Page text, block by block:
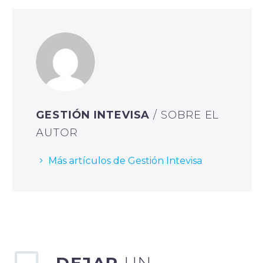
GESTIÓN INTEVISA/ SOBRE EL
AUTOR
Más artículos de Gestión Intevisa